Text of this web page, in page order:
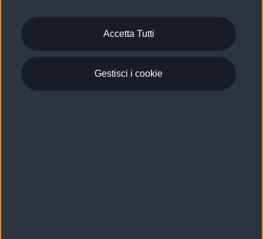
garanzia fino a 4 anni per una maggiore tutela del tuo
acquisto.
Accetta Tutti
Gestisci i cookie